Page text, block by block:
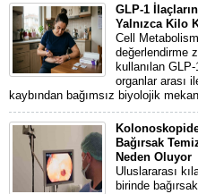
GLP-1
Yalnızca Kilo
Cell
değerlendirme
kullanılan
organlar arası
kaybından bağımsız biyolojik
Bağırsak
Neden Oluyor
Uluslararası
birinde